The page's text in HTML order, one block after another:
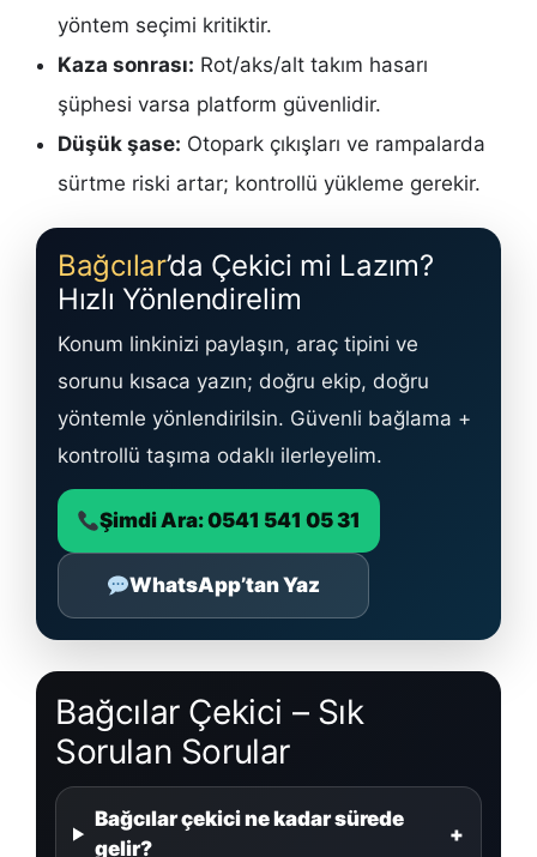
yöntem seçimi kritiktir.
Kaza sonrası: Rot/aks/alt takım hasarı
şüphesi varsa platform güvenlidir.
Düşük şase: Otopark çıkışları ve rampalarda
sürtme riski artar; kontrollü yükleme gerekir.
Bağcılar’da Çekici mi Lazım?
Hızlı Yönlendirelim
Konum linkinizi paylaşın, araç tipini ve
sorunu kısaca yazın; doğru ekip, doğru
yöntemle yönlendirilsin. Güvenli bağlama +
kontrollü taşıma odaklı ilerleyelim.
Şimdi Ara: 0541 541 05 31
WhatsApp’tan Yaz
Bağcılar Çekici – Sık
Sorulan Sorular
Bağcılar çekici ne kadar sürede
gelir?
+